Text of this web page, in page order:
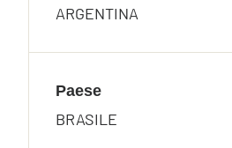
ARGENTINA
Paese
BRASILE